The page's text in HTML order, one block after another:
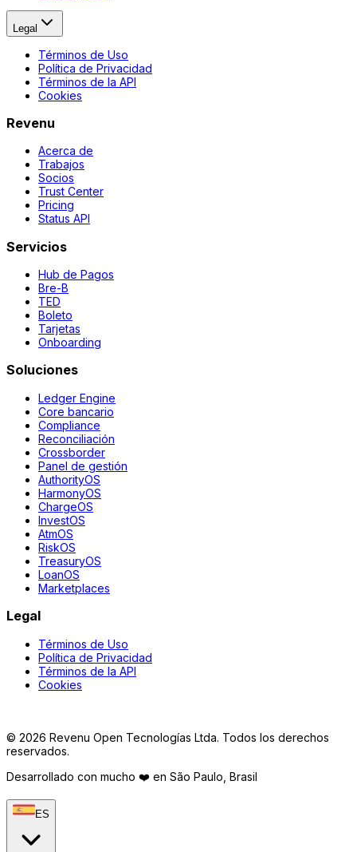
Legal
Términos de Uso
Política de Privacidad
Términos de la API
Cookies
Revenu
Acerca de
Trabajos
Socios
Trust Center
Pricing
Status API
Servicios
Hub de Pagos
Bre-B
TED
Boleto
Tarjetas
Onboarding
Soluciones
Ledger Engine
Core bancario
Compliance
Reconciliación
Crossborder
Panel de gestión
AuthorityOS
HarmonyOS
ChargeOS
InvestOS
AtmOS
RiskOS
TreasuryOS
LoanOS
Marketplaces
Legal
Términos de Uso
Política de Privacidad
Términos de la API
Cookies
© 2026 Revenu Open Tecnologías Ltda. Todos los derechos
reservados.
Desarrollado con mucho ❤️ en São Paulo, Brasil
ES